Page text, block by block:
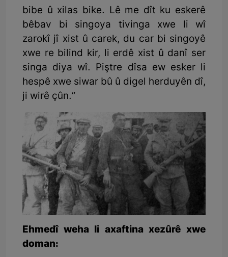
bibe û xilas bike. Lê me dît ku eskerê
bêbav bi singoya tivinga xwe li wî
zarokî jî xist û carek, du car bi singoyê
xwe re bilind kir, li erdê xist û danî ser
singa diya wî. Piştre dîsa ew esker li
hespê xwe siwar bû û digel herduyên dî,
ji wirê çûn.”
Ehmedî weha li axaftina xezûrê xwe
doman: